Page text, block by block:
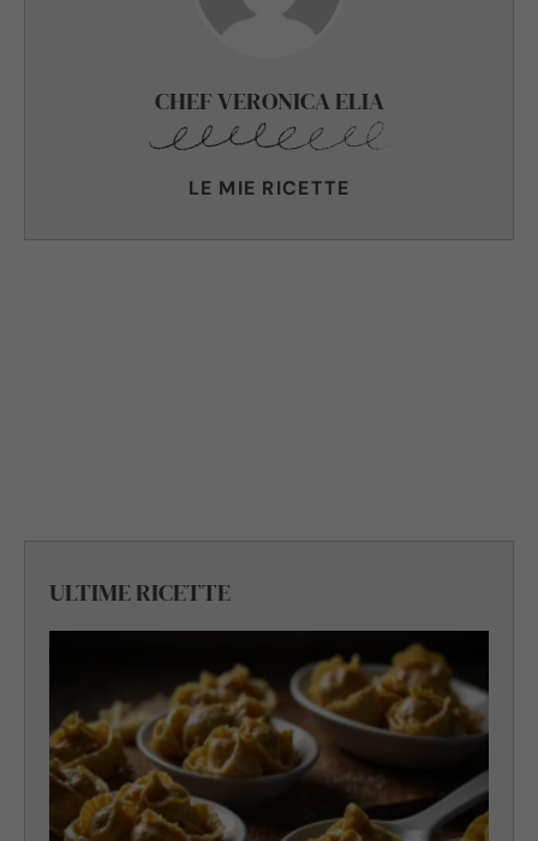
CHEF VERONICA ELIA
LE MIE RICETTE
ULTIME RICETTE